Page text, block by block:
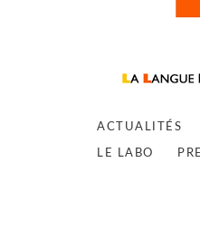
ACTUALITÉS
LE LABO